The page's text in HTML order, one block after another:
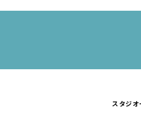
スタジオ